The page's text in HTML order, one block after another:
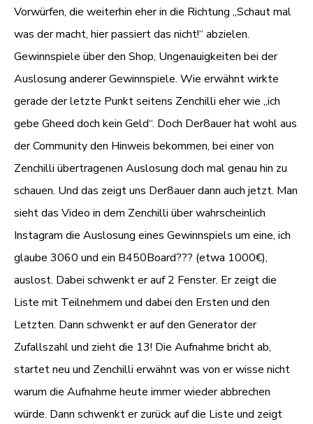
Vorwürfen, die weiterhin eher in die Richtung „Schaut mal
was der macht, hier passiert das nicht!“ abzielen.
Gewinnspiele über den Shop, Ungenauigkeiten bei der
Auslosung anderer Gewinnspiele. Wie erwähnt wirkte
gerade der letzte Punkt seitens Zenchilli eher wie „ich
gebe Gheed doch kein Geld“. Doch Der8auer hat wohl aus
der Community den Hinweis bekommen, bei einer von
Zenchilli übertragenen Auslosung doch mal genau hin zu
schauen. Und das zeigt uns Der8auer dann auch jetzt. Man
sieht das Video in dem Zenchilli über wahrscheinlich
Instagram die Auslosung eines Gewinnspiels um eine, ich
glaube 3060 und ein B450Board??? (etwa 1000€),
auslost. Dabei schwenkt er auf 2 Fenster. Er zeigt die
Liste mit Teilnehmern und dabei den Ersten und den
Letzten. Dann schwenkt er auf den Generator der
Zufallszahl und zieht die 13! Die Aufnahme bricht ab,
startet neu und Zenchilli erwähnt was von er wisse nicht
warum die Aufnahme heute immer wieder abbrechen
würde. Dann schwenkt er zurück auf die Liste und zeigt